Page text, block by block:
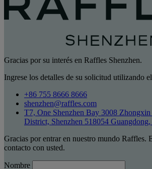
Gracias por su interés en Raffles Shenzhen.
Ingrese los detalles de su solicitud utilizando
+86 755 8666 8666
shenzhen@raffles.com
T7, One Shenzhen Bay 3008 Zhongxin
District, Shenzhen 518054
Gracias por entrar en nuestro mundo Raffles.
contacto con usted.
Nombre